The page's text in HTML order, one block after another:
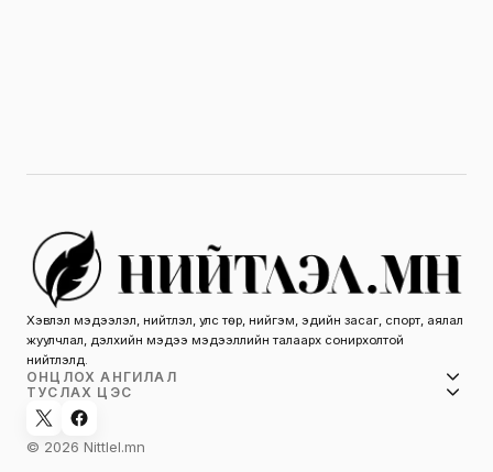
Хэвлэл мэдээлэл, нийтлэл, улс төр, нийгэм, эдийн засаг, спорт, аялал
жуулчлал, дэлхийн мэдээ мэдээллийн талаарх сонирхолтой
нийтлэлүүд.
ОНЦЛОХ АНГИЛАЛ
ТУСЛАХ ЦЭС
© 2026 Nittlel.mn